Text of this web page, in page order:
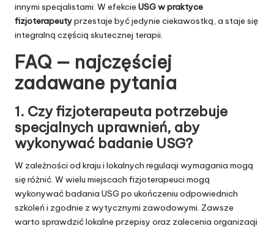
innymi specjalistami. W efekcie USG w praktyce
fizjoterapeutyprzestaje być jedynie ciekawostką, a staje się
integralną częścią skutecznej terapii.
FAQ — najczęściej
zadawane pytania
1. Czy fizjoterapeuta potrzebuje
specjalnych uprawnień, aby
wykonywać badanie USG?
W zależności od kraju i lokalnych regulacji wymagania mogą
się różnić. W wielu miejscach fizjoterapeuci mogą
wykonywać badania USG po ukończeniu odpowiednich
szkoleń i zgodnie z wytycznymi zawodowymi. Zawsze
warto sprawdzić lokalne przepisy oraz zalecenia organizacji